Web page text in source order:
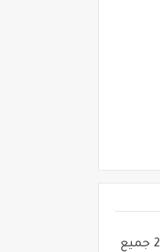
إعدادات الحساسية فري فاير 2026 جميع